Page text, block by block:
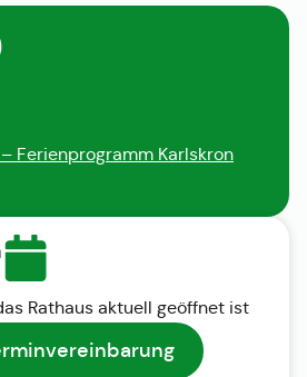
Ferienprogramm Karlskron
Rathaus aktuell geöffnet ist